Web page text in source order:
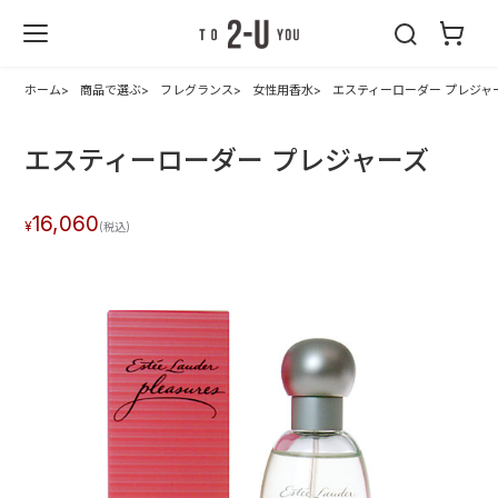
ホーム 商品で選ぶ フレグランス 女性用香水 エスティーローダー プレジャ
エスティーローダー プレジャーズ
16,060